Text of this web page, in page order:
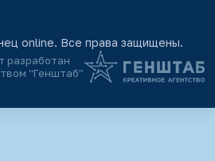
online. Все права защищены.
разработан
“Генштаб”